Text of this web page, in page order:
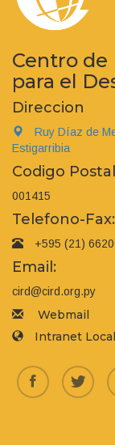
Centro de
para el
Direccion
Ruy Díaz de
Estigarribia
Codigo
001415
Telefono-Fax:
+595 (21)
Email:
cird@cird.org.py
Webmail
Intranet Local